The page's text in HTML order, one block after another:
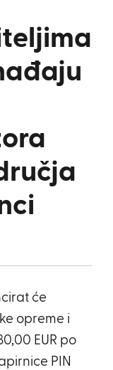
će
opreme i
EUR po
PIN